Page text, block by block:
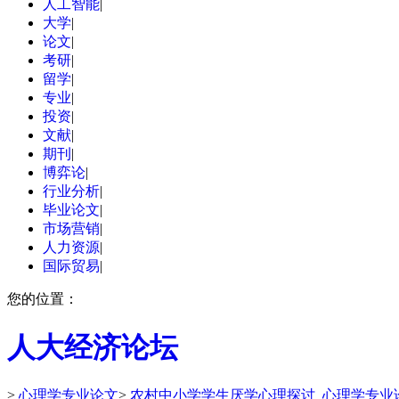
人工智能
大学|
论文|
考研|
留学|
专业|
投资|
文献|
期刊 |
博弈论|
行业分析|
毕业论文|
市场营销|
人力资源|
国际贸易|
您的位置：
人大经济论坛
> 心理学专业论文> 农村中小学学生厌学心理探讨_心理学专业